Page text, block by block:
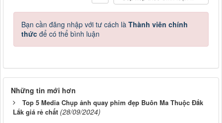
Bạn cần đăng nhập với tư cách là Thành viên chính
thức để có thể bình luận
Những tin mới hơn
Top 5 Media Chụp ảnh quay phim đẹp Buôn Ma Thuộc Đắk
Lắk giá rẻ chất (28/09/2024)